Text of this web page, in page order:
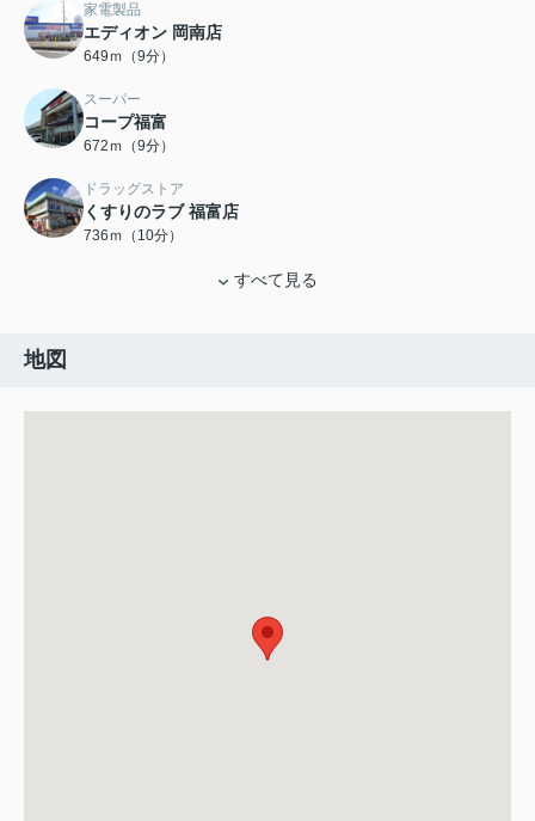
家電製品
エディオン 岡南店
649ｍ（9分）
スーパー
コープ福富
672ｍ（9分）
ドラッグストア
くすりのラブ 福富店
736ｍ（10分）
すべて見る
地図